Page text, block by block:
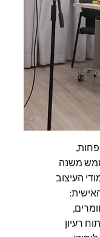
פחות,
משנה
העיצוב
רעיון